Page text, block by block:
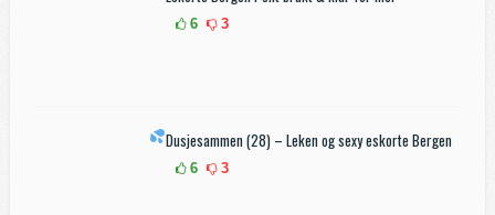
6 3
Dusjesammen (28) – Leken og sexy eskorte Bergen
6 3